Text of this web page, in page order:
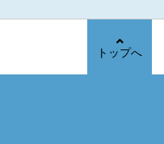
トップへ